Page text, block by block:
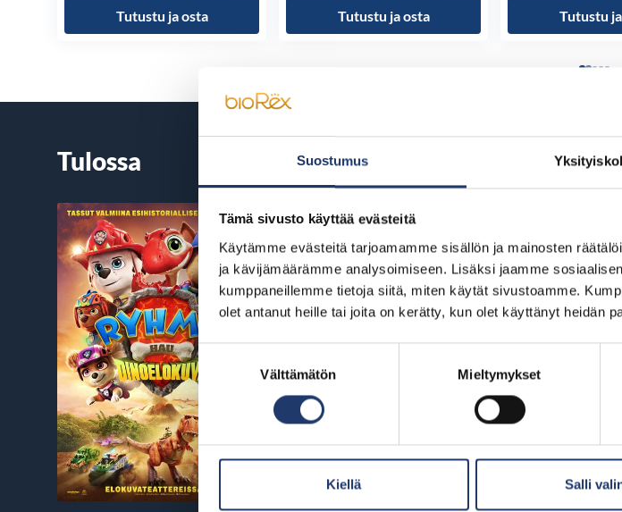
Suostumus
Tämä sivusto käyttää evästeitä
Käytämme evästeitä tarjoamamme sisällön ja mainosten
ja kävijämäärämme analysoimiseen. Lisäksi jaamme
kumppaneillemme tietoja siitä, miten käytät sivustoamme.
olet antanut heille tai joita on kerätty, kun olet käyttänyt heidän
Suostumuksen
valinta
Välttämätön Mieltymykset
Kiellä Salli
Tutustu ja osta Tutustu ja osta Tutustu
Tulossa